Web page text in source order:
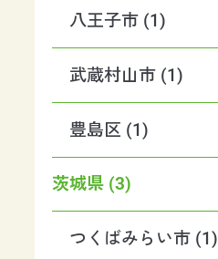
八王子市 (1)
武蔵村山市 (1)
豊島区 (1)
茨城県 (3)
つくばみらい市 (1)